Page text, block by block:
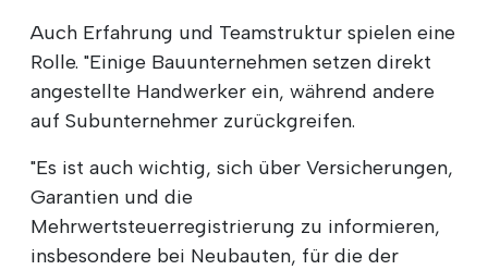
Auch Erfahrung und Teamstruktur spielen eine
Rolle. "Einige Bauunternehmen setzen direkt
angestellte Handwerker ein, während andere
auf Subunternehmer zurückgreifen.
"Es ist auch wichtig, sich über Versicherungen,
Garantien und die
Mehrwertsteuerregistrierung zu informieren,
insbesondere bei Neubauten, für die der